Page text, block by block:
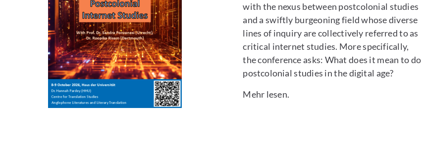
with the nexus between postcolonial studies
and a swiftly burgeoning field whose diverse
lines of inquiry are collectively referred to as
critical internet studies. More specifically,
the conference asks: What does it mean to do
postcolonial studies in the digital age?
Mehr lesen.